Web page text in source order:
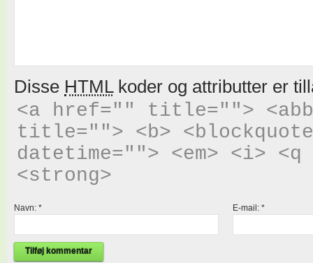
Disse HTMLkoder og attributter er
<a href="" title="">
title=""> <b>
datetime=""> <em> <i>
<strong>
Navn: * E-mail: *